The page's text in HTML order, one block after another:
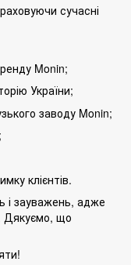
сучасні
Monin;
України;
заводу Monin;
клієнтів.
і зауважень, адже
Дякуємо, що